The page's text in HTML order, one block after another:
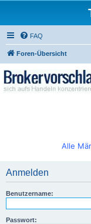
FAQ
Foren-Übersicht
Alle
Anmelden
Benutzername:
Passwort: